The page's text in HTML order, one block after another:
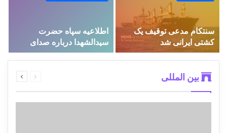
سنتکام مدعی توقیف یک
کشتی ایرانی شد
اطلاعیه سپاه حضرت
سیدالشهدا درباره صدای
شنیده‌شده در پاکدشت
بین المللی